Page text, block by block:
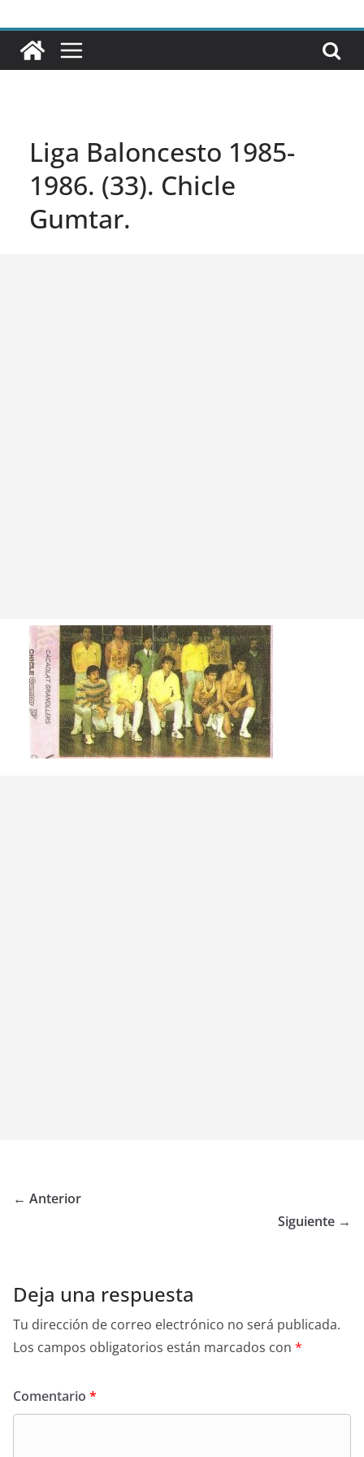
Liga Baloncesto 1985-
1986. (33). Chicle
Gumtar.
← Anterior
Siguiente →
Deja una respuesta
Tu dirección de correo electrónico no será publicada.
Los campos obligatorios están marcados con *
Comentario *